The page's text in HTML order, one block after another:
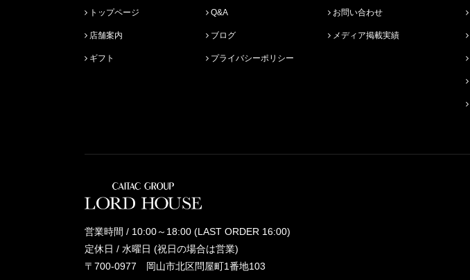
トップページ
店舗案内
ギフト
Q&A
ブログ
プライバシーポリシー
お問い合わせ
メディア掲載実績
営業時間 / 10:00～18:00 (LAST ORDER 16:00)
定休日 / 水曜日 (祝日の場合は営業)
〒700-0977 岡山市北区問屋町1番地103